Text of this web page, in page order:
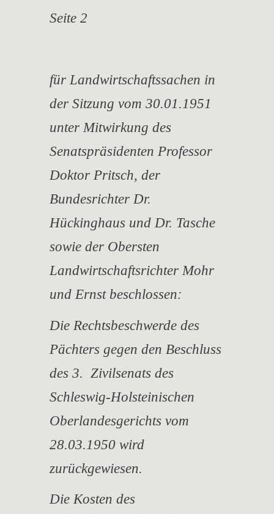
Seite 2
für Landwirtschaftssachen in
der Sitzung vom 30.01.1951
unter Mitwirkung des
Senatspräsidenten Professor
Doktor Pritsch, der
Bundesrichter Dr.
Hückinghaus und Dr. Tasche
sowie der Obersten
Landwirtschaftsrichter Mohr
und Ernst beschlossen:
Die Rechtsbeschwerde des
Pächters gegen den Beschluss
des 3. Zivilsenats des
Schleswig-Holsteinischen
Oberlandesgerichts vom
28.03.1950 wird
zurückgewiesen.
Die Kosten des